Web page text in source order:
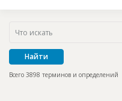
База строящихся
Инвестпроекты
Глоссарий
Новости
Найти
Всего 3898 терминов и определений